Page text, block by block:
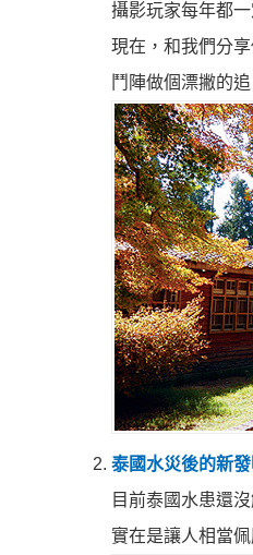
攝影玩家每年都
現在，和我們分
鬥陣做個漂撇的
泰國水災後的新發
目前泰國水患還
實在是讓人相當